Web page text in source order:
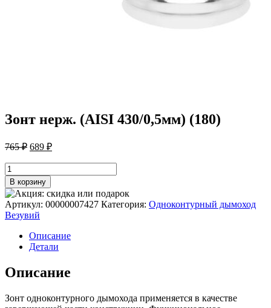
Зонт нерж. (AISI 430/0,5мм) (180)
765₽ Первоначальная
составляла
765 ₽.
689 ₽Текущая
Количество
товара
Зонт
нерж.
(AISI
430/0,5мм)
(180)
В корзину
Артикул: 00000007427 Категория: Одноконтурный дымоход
Везувий
Описание
Детали
Описание
Зонт одноконтурного дымохода применяется в качестве